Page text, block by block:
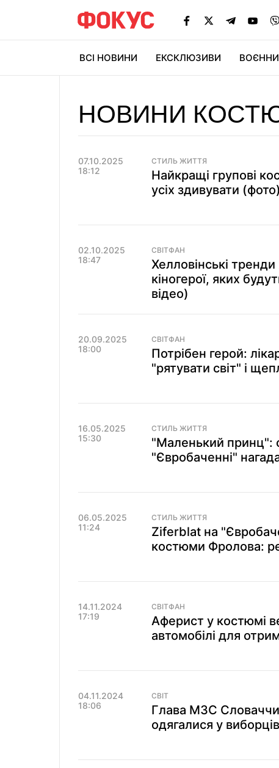
ВСІ НОВИНИ ЕКСКЛЮЗИВИ
НОВИНИ
07.10.2025
18:12
СТИЛЬ ЖИТТЯ
Найкращі групові
усіх здивувати (фото)
02.10.2025
18:47
СВІТФАН
Хелловінські
кіногерої, яких
відео)
20.09.2025
18:00
СВІТФАН
Потрібен герой:
"рятувати світ" і
16.05.2025
15:30
СТИЛЬ ЖИТТЯ
"Маленький принц":
"Євробаченні"
06.05.2025
11:24
СТИЛЬ ЖИТТЯ
Ziferblat на
костюми Фролова:
14.11.2024
17:19
СВІТФАН
Аферист у костюмі
автомобілі для
04.11.2024
18:06
СВІТ
Глава МЗС
одягалися у